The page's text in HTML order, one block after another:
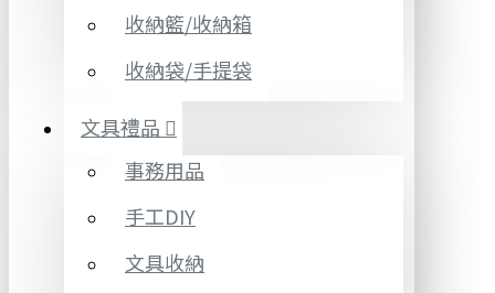
收納籃/收納箱
收納袋/手提袋
文具禮品
事務用品
手工DIY
文具收納